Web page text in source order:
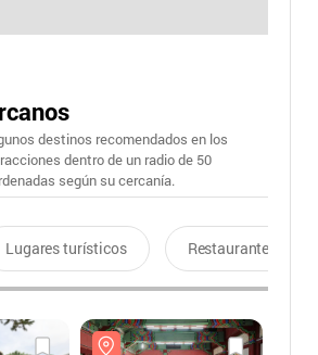
destinos recomendados en los
dentro de un radio de 50
según su cercanía.
Lugares turísticos Restaurantes